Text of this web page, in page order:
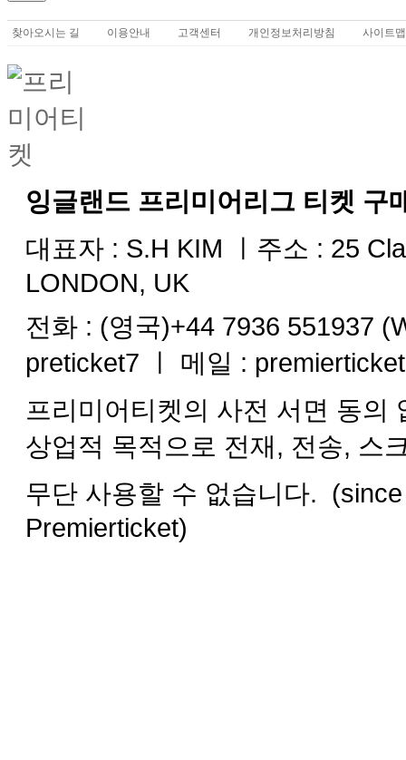
찾아오시는 길 이용안내 고객센터 개인정보처리방침 사이트맵
잉글랜드 프리미어리그 티켓 구
대표자 : S.H KIM ㅣ주소 : 25
LONDON, UK
전화 : (영국)+44 7936 551937
preticket7 ㅣ 메일 :
프리미어티켓의 사전 서면 동의
상업적 목적으로 전재, 전송, 스
무단 사용할 수 없습니다.
Premierticket)